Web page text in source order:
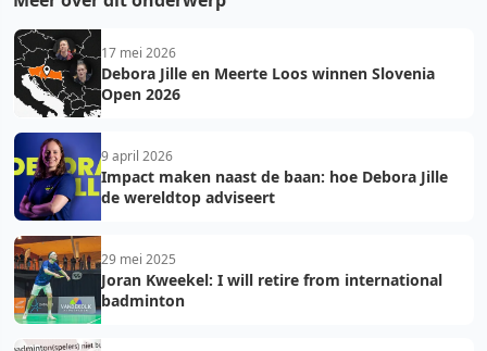
17 mei 2026
Debora Jille en Meerte Loos winnen Slovenia
Open 2026
9 april 2026
Impact maken naast de baan: hoe Debora Jille
de wereldtop adviseert
29 mei 2025
Joran Kweekel: I will retire from international
badminton